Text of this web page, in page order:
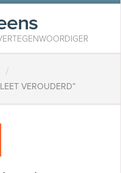
/
VEROUDERD”